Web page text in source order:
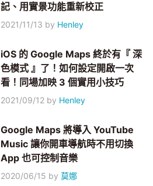
記、用實景功能重新校正
2021/11/13 by Henley
iOS 的 Google Maps 終於有『 深
色模式 』了！如何設定開啟一次
看！同場加映 3 個實用小技巧
2021/09/12 by Henley
Google Maps 將導入 YouTube
Music 讓你開車導航時不用切換
App 也可控制音樂
2020/06/15 by 莫娜